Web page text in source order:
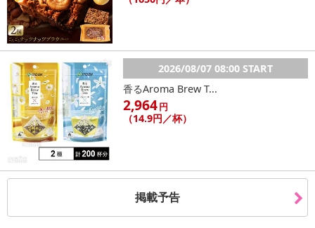
【賞味・消費期限のある商品について】
商品到着時点でのお日持ち期間は、配送日数などにより異なります
のでご了承ください。
【キャンセルについて】
※お申込み後のキャンセルはお受けできません。
記載されている内容を必ずご確認いただき、お届けする商品セット
にご納得いただきましたうえでお申し込みください。
※パッケージ変更や商品リニューアル（成分など含む）等により、
参考の掲載画像や画像内のバーコードなど、お届け商品と多少異な
る場合がございます。
了により、商品詳細内に記載の原産国・原材料の表記が旧表記の場
合がございます。
2026/08/07 08:00 START
香るAroma Brew T...
2,964円
（14.9円／杯）
掲載予告